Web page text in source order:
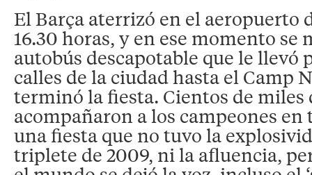
El Barça aterrizó en el aeropuerto
16.30 horas, y en ese momento se
autobús descapotable que le llevó
calles de la ciudad hasta el Camp
terminó la fiesta. Cientos de miles
acompañaron a los campeones
una fiesta que no tuvo la
triplete de 2009, ni la afluencia,